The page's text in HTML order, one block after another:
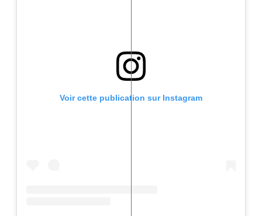
Voir cette publication sur Instagram